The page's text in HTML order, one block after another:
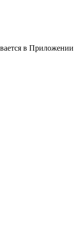
в Приложении